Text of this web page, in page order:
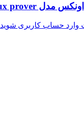
وارد حساب کاربری شوید